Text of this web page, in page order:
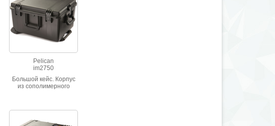
Pelican
im2750
Большой кейс. Корпус
из сополимерного